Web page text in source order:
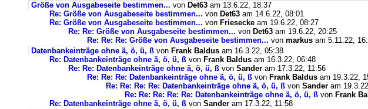
Größe von Ausgabeseite bestimmen... von Det63 am 13.6.22, 18:37
Re: Größe von Ausgabeseite bestimmen... von Det63 am 14.6.22, 08:01
Re: Größe von Ausgabeseite bestimmen... von Friesecke am 19.6.22, 08:27
Re: Re: Größe von Ausgabeseite bestimmen... von Det63 am 19.6.22, 20:25
Re: Re: Re: Größe von Ausgabeseite bestimmen... von markus am 5.11.22,
Datenbankeinträge ohne ä, ö, ü, ß von Frank Baldus am 16.3.22, 05:38
Re: Datenbankeinträge ohne ä, ö, ü, ß von Frank Baldus am 16.3.22, 06:48
Re: Re: Datenbankeinträge ohne ä, ö, ü, ß von Sander am 17.3.22, 11:56
Re: Re: Re: Datenbankeinträge ohne ä, ö, ü, ß von Frank Baldus am 19.3.22,
Re: Re: Re: Re: Datenbankeinträge ohne ä, ö, ü, ß von Sander am
Re: Re: Re: Re: Re: Datenbankeinträge ohne ä, ö, ü, ß von Frank
Re: Datenbankeinträge ohne ä, ö, ü, ß von Sander am 17.3.22, 11:58